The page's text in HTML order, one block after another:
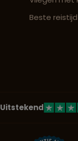
Beste reistijd
Uitstekend